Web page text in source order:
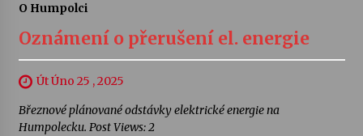
O Humpolci
Oznámení o přerušení el. energie
Út Úno 25 , 2025
Březnové plánované odstávky elektrické energie na
Humpolecku. Post Views: 2